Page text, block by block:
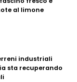
al limone
industriali
sta recuperando